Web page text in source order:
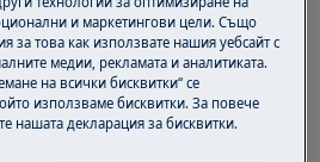
се изчислява.
да е твърде голямо и
и маркетингови цели. Също
за това как използвате нашия уебсайт с
медии, рекламата и аналитиката.
на всички бисквитки“ се
използваме бисквитки. За повече
нашата декларация за бисквитки.